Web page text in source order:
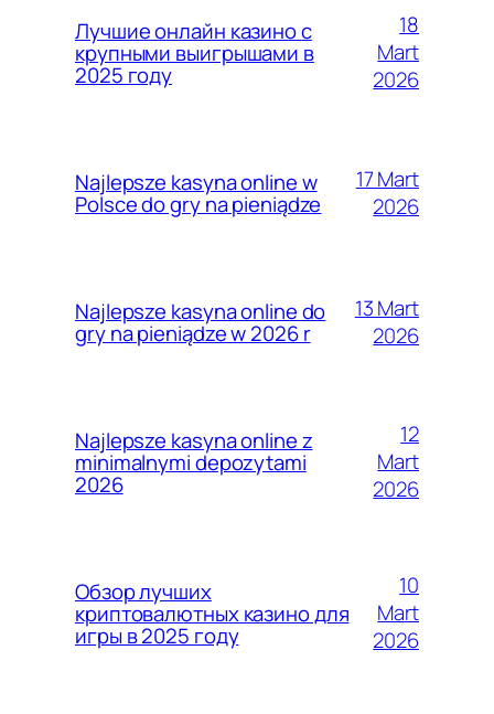
Лучшие онлайн казино с
крупными выигрышами в
2025 году
18
Mart
2026
Najlepsze kasyna online w
Polsce do gry na pieniądze
17 Mart
2026
Najlepsze kasyna online do
gry na pieniądze w 2026 r
13 Mart
2026
Najlepsze kasyna online z
minimalnymi depozytami
2026
12
Mart
2026
Обзор лучших
криптовалютных казино для
игры в 2025 году
10
Mart
2026